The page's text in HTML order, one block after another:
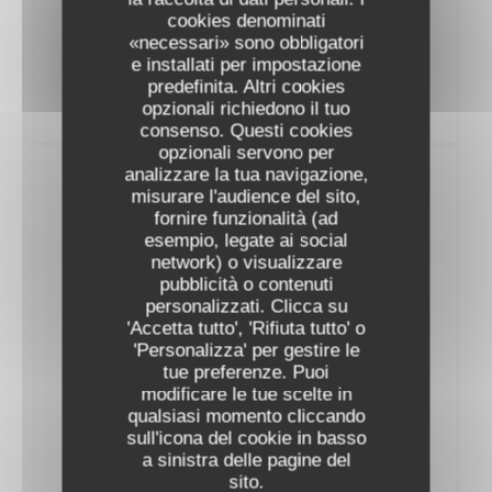
cookies denominati
«necessari» sono obbligatori
e installati per impostazione
predefinita. Altri cookies
opzionali richiedono il tuo
consenso. Questi cookies
opzionali servono per
analizzare la tua navigazione,
misurare l'audience del sito,
fornire funzionalità (ad
esempio, legate ai social
network) o visualizzare
pubblicità o contenuti
personalizzati. Clicca su
'Accetta tutto', 'Rifiuta tutto' o
'Personalizza' per gestire le
tue preferenze. Puoi
modificare le tue scelte in
qualsiasi momento cliccando
sull'icona del cookie in basso
a sinistra delle pagine del
sito.
AOP L'Alzetto Prestige Famille Albertini
2023
53,00 EUR
Vins Rouges
BOURGOGNE
AOC Pinot Noir Thierry et Pascale Matrot
2022
54,00 EUR
AOC MarangesThierry et Pascale Matrot
2023
57,00 EUR